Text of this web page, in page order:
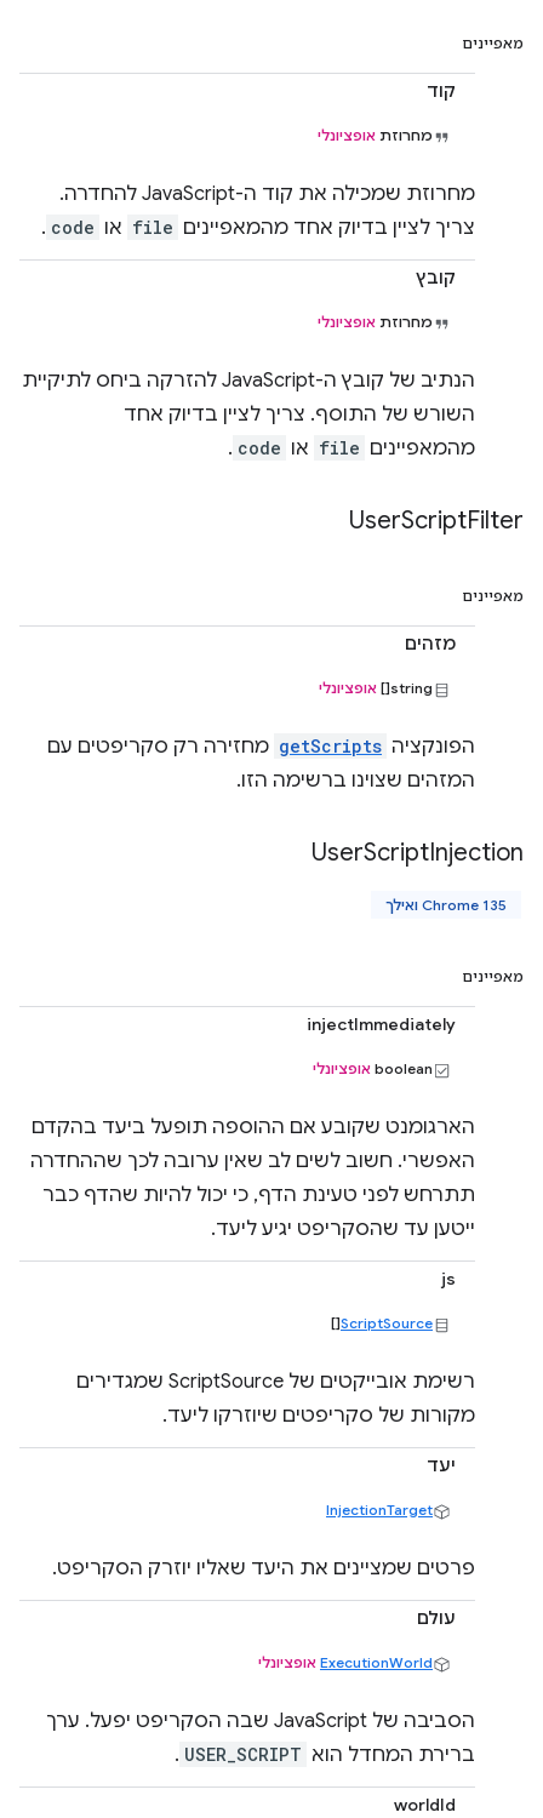
מאפיינים
קוד
מחרוזת אופציונלי
מחרוזת שמכילה את קוד ה-JavaScript להחדרה.
צריך לציין בדיוק אחד מהמאפיינים file או code
.
קובץ
מחרוזת אופציונלי
הנתיב של קובץ ה-JavaScript להזרקה ביחס לתיקיית
השורש של התוסף. צריך לציין בדיוק אחד
מהמאפיינים file או code
.
UserScriptFilter
מאפיינים
מזהים
string[] אופציונלי
הפונקציה getScripts מחזירה רק סקריפטים עם
המזהים שצוינו ברשימה הזו.
UserScriptInjection
Chrome 135 ואילך
מאפיינים
injectImmediately
boolean אופציונלי
הארגומנט שקובע אם ההוספה תופעל ביעד בהקדם
האפשרי. חשוב לשים לב שאין ערובה לכך שההחדרה
תתרחש לפני טעינת הדף, כי יכול להיות שהדף כבר
ייטען עד שהסקריפט יגיע ליעד.
js
ScriptSource
[]
רשימת אובייקטים של ScriptSource שמגדירים
מקורות של סקריפטים שיוזרקו ליעד.
יעד
InjectionTarget
פרטים שמציינים את היעד שאליו יוזרק הסקריפט.
עולם
ExecutionWorld אופציונלי
הסביבה של JavaScript שבה הסקריפט יפעל. ערך
ברירת המחדל הוא USER_SCRIPT
.
worldId